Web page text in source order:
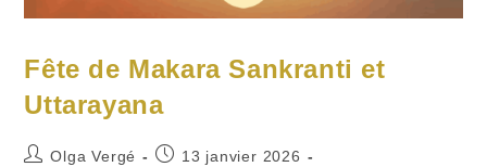
Fête de Makara Sankranti et
Uttarayana
Auteur/autrice
Olga Vergé
Publication
13 janvier 2026